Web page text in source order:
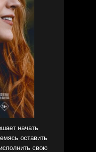
начать
оставить
свою